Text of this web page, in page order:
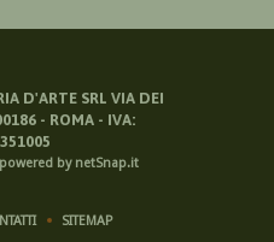
D'ARTE SRL VIA DEI
- ROMA - IVA:
powered by netSnap.it
SITEMAP